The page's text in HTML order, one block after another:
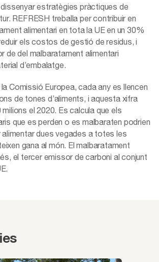
estratègies pràctiques de
REFRESH treballa per contribuir en
alimentari en tota la UE en un 30%
els costos de gestió de residus, i
de del malbaratament alimentari
d’embalatge.
Comissió Europea, cada any es llencen
de tones d’aliments, i aquesta xifra
el 2020. Es calcula que els
que es perden o es malbaraten podrien
dues vegades a totes les
gana al món. El malbaratament
el tercer emissor de carboni al conjunt